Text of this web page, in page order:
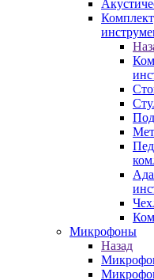
Микрофоны
Назад